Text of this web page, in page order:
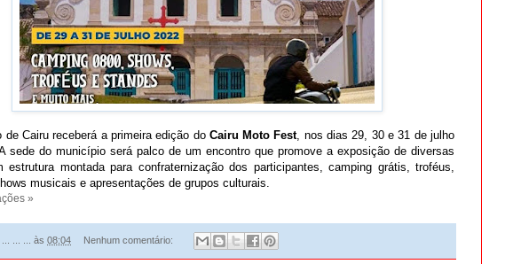
de Cairu receberá a primeira edição do Cairu Moto Fest, nos dias 29, 30 e 31 de julho
sede do município será palco de um encontro que promove a exposição de diversas
estrutura montada para confraternização dos participantes, camping grátis, troféus,
musicais e apresentações de grupos culturais.
»
às 08:04 Nenhum comentário: